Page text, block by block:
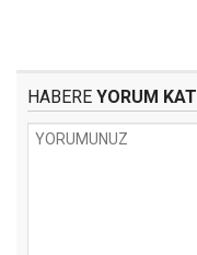
HABERE YORUM KAT